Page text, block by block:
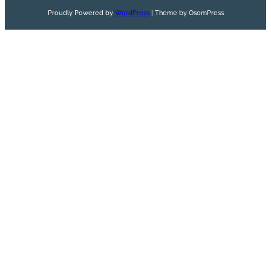
Proudly Powered by WordPress| Theme by OsomPress